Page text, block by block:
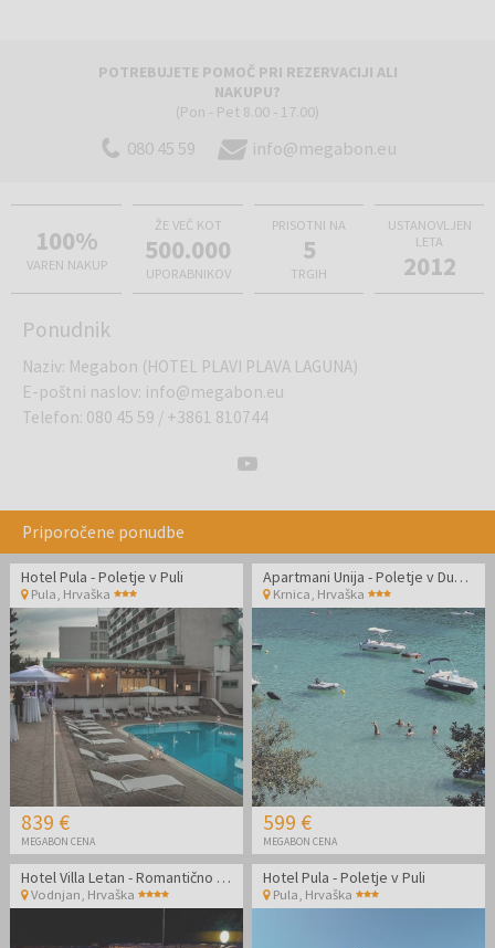
tropskimi vrtovi ter dostopno ob obalni poti in pešpoteh skozi
je ena najbolj priljubljenih destinacij na Jadranu, kjer se
po slikovitih ulicah starega mestnega jedra, raziščite skrite zalive in
uživajte v kristalno čistem morju, vodnih športih, izvrstni istrski
kulinariki in toplih sončnih zahodih ob obali. Idealna izbira za aktiven,
sproščujoč in nepozaben dopust!
POTREBUJETE POMOČ PRI REZERVACIJI ALI
NAKUPU?
(Pon - Pet 8.00 - 17.00)
080 45 59 info@megabon.eu
100%
VAREN NAKUP
ŽE VEČ KOT
500.000
UPORABNIKOV
PRISOTNI NA
5
TRGIH
USTANOVLJEN
LETA
2012
Ponudnik
Naziv: Megabon (HOTEL PLAVI PLAVA LAGUNA)
E-poštni naslov: info@megabon.eu
Telefon: 080 45 59 / +3861 810744
Priporočene ponudbe
Hotel Pula - Poletje v Puli
Pula Hrvaška
839 €
MEGABON CENA
Apartmani Unija - Poletje v Dugi Uvali
Krnica Hrvaška
599 €
MEGABON CENA
Hotel Villa Letan - Romantično ali družinsko poletje
Vodnjan Hrvaška
Hotel Pula - Poletje v Puli
Pula Hrvaška